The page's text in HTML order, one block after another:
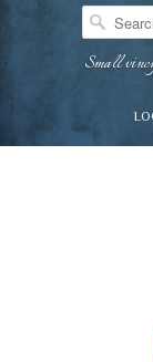
Small
Hi —
what